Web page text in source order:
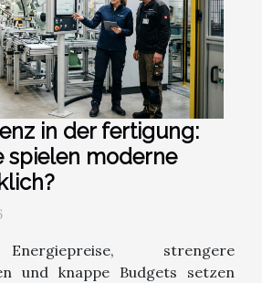
in der fertigung:
spielen moderne
strengere
und knappe Budgets setzen